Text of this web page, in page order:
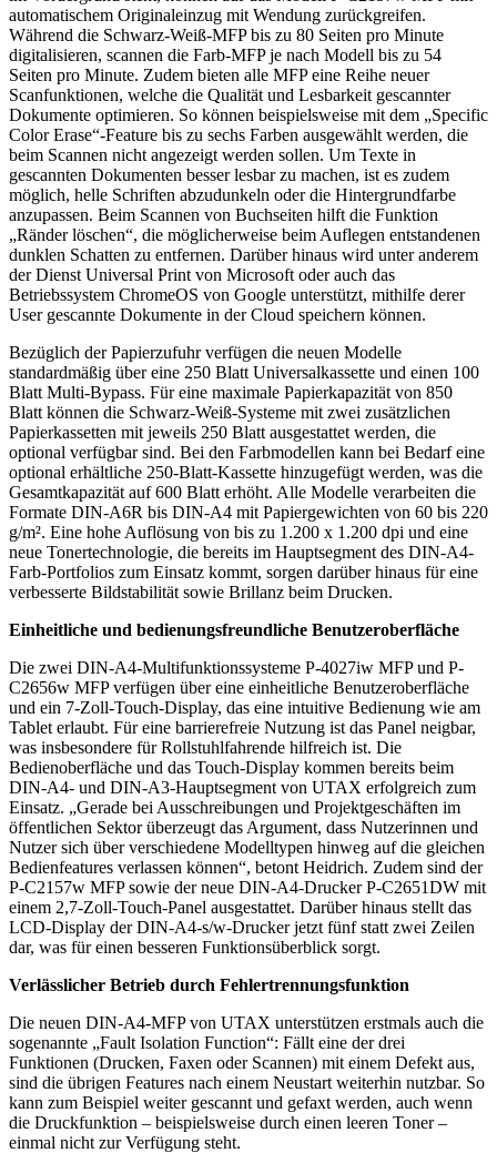
automatischem Originaleinzug mit Wendung zurückgreifen.
Während die Schwarz-Weiß-MFP bis zu 80 Seiten pro Minute
digitalisieren, scannen die Farb-MFP je nach Modell bis zu 54
Seiten pro Minute. Zudem bieten alle MFP eine Reihe neuer
Scanfunktionen, welche die Qualität und Lesbarkeit gescannter
Dokumente optimieren. So können beispielsweise mit dem „Specific
Color Erase“-Feature bis zu sechs Farben ausgewählt werden, die
beim Scannen nicht angezeigt werden sollen. Um Texte in
gescannten Dokumenten besser lesbar zu machen, ist es zudem
möglich, helle Schriften abzudunkeln oder die Hintergrundfarbe
anzupassen. Beim Scannen von Buchseiten hilft die Funktion
„Ränder löschen“, die möglicherweise beim Auflegen entstandenen
dunklen Schatten zu entfernen. Darüber hinaus wird unter anderem
der Dienst Universal Print von Microsoft oder auch das
Betriebssystem ChromeOS von Google unterstützt, mithilfe derer
User gescannte Dokumente in der Cloud speichern können.
Bezüglich der Papierzufuhr verfügen die neuen Modelle
standardmäßig über eine 250 Blatt Universalkassette und einen 100
Blatt Multi-Bypass. Für eine maximale Papierkapazität von 850
Blatt können die Schwarz-Weiß-Systeme mit zwei zusätzlichen
Papierkassetten mit jeweils 250 Blatt ausgestattet werden, die
optional verfügbar sind. Bei den Farbmodellen kann bei Bedarf eine
optional erhältliche 250-Blatt-Kassette hinzugefügt werden, was die
Gesamtkapazität auf 600 Blatt erhöht. Alle Modelle verarbeiten die
Formate DIN-A6R bis DIN-A4 mit Papiergewichten von 60 bis 220
g/m². Eine hohe Auflösung von bis zu 1.200 x 1.200 dpi und eine
neue Tonertechnologie, die bereits im Hauptsegment des DIN-A4-
Farb-Portfolios zum Einsatz kommt, sorgen darüber hinaus für eine
verbesserte Bildstabilität sowie Brillanz beim Drucken.
Einheitliche und bedienungsfreundliche Benutzeroberfläche
Die zwei DIN-A4-Multifunktionssysteme P-4027iw MFP und P-
C2656w MFP verfügen über eine einheitliche Benutzeroberfläche
und ein 7-Zoll-Touch-Display, das eine intuitive Bedienung wie am
Tablet erlaubt. Für eine barrierefreie Nutzung ist das Panel neigbar,
was insbesondere für Rollstuhlfahrende hilfreich ist. Die
Bedienoberfläche und das Touch-Display kommen bereits beim
DIN-A4- und DIN-A3-Hauptsegment von UTAX erfolgreich zum
Einsatz. „Gerade bei Ausschreibungen und Projektgeschäften im
öffentlichen Sektor überzeugt das Argument, dass Nutzerinnen und
Nutzer sich über verschiedene Modelltypen hinweg auf die gleichen
Bedienfeatures verlassen können“, betont Heidrich. Zudem sind der
P-C2157w MFP sowie der neue DIN-A4-Drucker P-C2651DW mit
einem 2,7-Zoll-Touch-Panel ausgestattet. Darüber hinaus stellt das
LCD-Display der DIN-A4-s/w-Drucker jetzt fünf statt zwei Zeilen
dar, was für einen besseren Funktionsüberblick sorgt.
Verlässlicher Betrieb durch Fehlertrennungsfunktion
Die neuen DIN-A4-MFP von UTAX unterstützen erstmals auch die
sogenannte „Fault Isolation Function“: Fällt eine der drei
Funktionen (Drucken, Faxen oder Scannen) mit einem Defekt aus,
sind die übrigen Features nach einem Neustart weiterhin nutzbar. So
kann zum Beispiel weiter gescannt und gefaxt werden, auch wenn
die Druckfunktion – beispielsweise durch einen leeren Toner –
einmal nicht zur Verfügung steht.